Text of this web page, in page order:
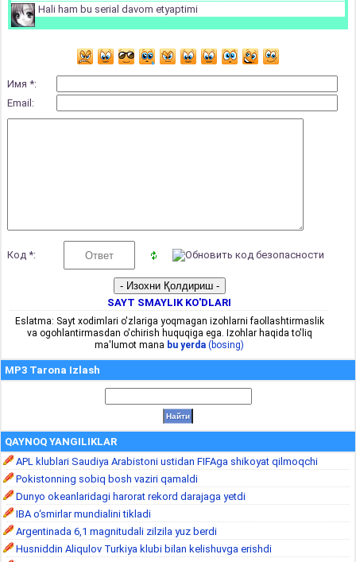
Hali ham bu serial davom etyaptimi
Имя *:
Email:
Код *:
SAYT SMAYLIK KO'DLARI
Eslatma: Sayt xodimlari o'zlariga yoqmagan izohlarni faollashtirmaslik
va ogohlantirmasdan o'chirish huquqiga ega. Izohlar haqida to'liq
ma'lumot mana bu yerda (bosing)
MP3 Tarona Izlash
QAYNOQ YANGILIKLAR
APL klublari Saudiya Arabistoni ustidan FIFAga shikoyat qilmoqchi
Pokistonning sobiq bosh vaziri qamaldi
Dunyo okeanlaridagi harorat rekord darajaga yetdi
IBA o‘smirlar mundialini tikladi
Argentinada 6,1 magnitudali zilzila yuz berdi
Husniddin Aliqulov Turkiya klubi bilan kelishuvga erishdi